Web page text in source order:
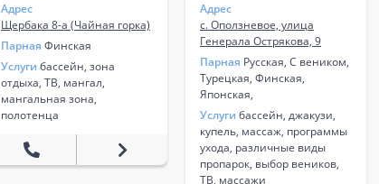
Адрес
Щербака 8-а (Чайная горка)
Парная Финская
Услуги бассейн, зона
отдыха, ТВ, мангал,
мангальная зона,
полотенца
Адрес
с. Оползневое, улица
Генерала Острякова, 9
Парная Русская, С веником,
Турецкая, Финская,
Японская,
Услуги бассейн, джакузи,
купель, массаж, программы
ухода, различные виды
пропарок, выбор веников,
ТВ, массажи